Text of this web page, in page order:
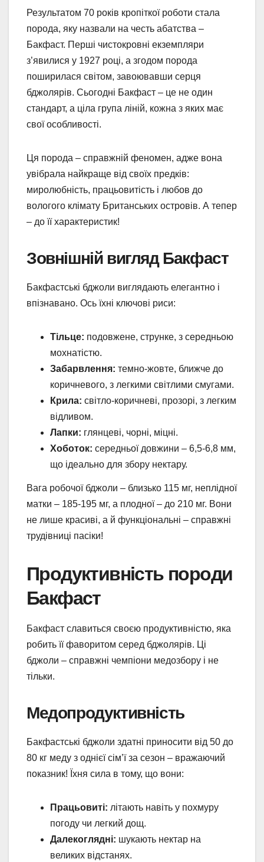
Результатом 70 років кропіткої роботи стала
порода, яку назвали на честь абатства –
Бакфаст. Перші чистокровні екземпляри
з’явилися у 1927 році, а згодом порода
поширилася світом, завоювавши серця
бджолярів. Сьогодні Бакфаст – це не один
стандарт, а ціла група ліній, кожна з яких має
свої особливості.
Ця порода – справжній феномен, адже вона
увібрала найкраще від своїх предків:
миролюбність, працьовитість і любов до
вологого клімату Британських островів. А тепер
– до її характеристик!
Зовнішній вигляд Бакфаст
Бакфастські бджоли виглядають елегантно і
впізнавано. Ось їхні ключові риси:
Тільце: подовжене, струнке, з середньою
мохнатістю.
Забарвлення: темно-жовте, ближче до
коричневого, з легкими світлими смугами.
Крила: світло-коричневі, прозорі, з легким
відливом.
Лапки: глянцеві, чорні, міцні.
Хоботок: середньої довжини – 6,5-6,8 мм,
що ідеально для збору нектару.
Вага робочої бджоли – близько 115 мг, неплідної
матки – 185-195 мг, а плодної – до 210 мг. Вони
не лише красиві, а й функціональні – справжні
трудівниці пасіки!
Продуктивність породи
Бакфаст
Бакфаст славиться своєю продуктивністю, яка
робить її фаворитом серед бджолярів. Ці
бджоли – справжні чемпіони медозбору і не
тільки.
Медопродуктивність
Бакфастські бджоли здатні приносити від 50 до
80 кг меду з однієї сім’ї за сезон – вражаючий
показник! Їхня сила в тому, що вони:
Працьовиті: літають навіть у похмуру
погоду чи легкий дощ.
Далекоглядні: шукають нектар на
великих відстанях.